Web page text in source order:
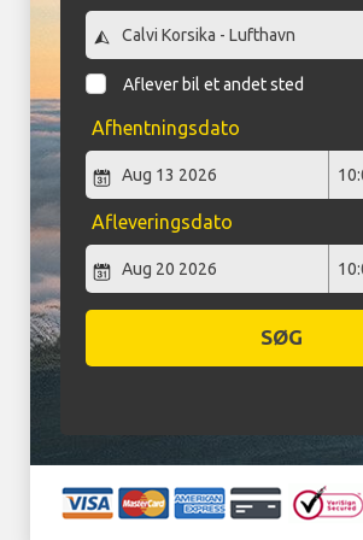
Aflever bil et andet sted
Afhentningsdato
Afleveringsdato
SØG